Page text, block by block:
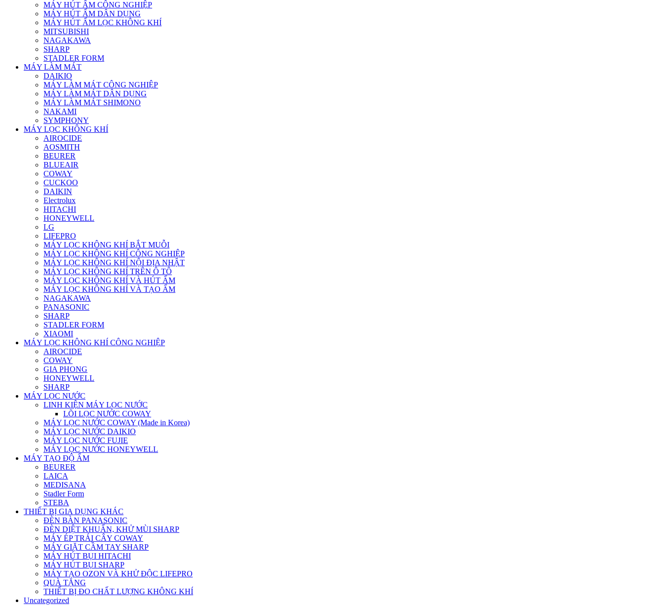
MÁY HÚT ẨM CÔNG NGHIỆP
MÁY HÚT ẨM DÂN DỤNG
MÁY HÚT ẨM LỌC KHÔNG KHÍ
MITSUBISHI
NAGAKAWA
SHARP
STADLER FORM
MÁY LÀM MÁT
DAIKIO
MÁY LÀM MÁT CÔNG NGHIỆP
MÁY LÀM MÁT DÂN DỤNG
MÁY LÀM MÁT SHIMONO
NAKAMI
SYMPHONY
MÁY LỌC KHÔNG KHÍ
AIROCIDE
AOSMITH
BEURER
BLUEAIR
COWAY
CUCKOO
DAIKIN
Electrolux
HITACHI
HONEYWELL
LG
LIFEPRO
MÁY LỌC KHÔNG KHÍ BẮT MUỖI
MÁY LỌC KHÔNG KHÍ CÔNG NGHIỆP
MÁY LỌC KHÔNG KHÍ NỘI ĐỊA NHẬT
MÁY LỌC KHÔNG KHÍ TRÊN Ô TÔ
MÁY LỌC KHÔNG KHÍ VÀ HÚT ẨM
MÁY LỌC KHÔNG KHÍ VÀ TẠO ẨM
NAGAKAWA
PANASONIC
SHARP
STADLER FORM
XIAOMI
MÁY LỌC KHÔNG KHÍ CÔNG NGHIỆP
AIROCIDE
COWAY
GIA PHONG
HONEYWELL
SHARP
MÁY LỌC NƯỚC
LINH KIỆN MÁY LỌC NƯỚC
LÕI LỌC NƯỚC COWAY
MÁY LỌC NƯỚC COWAY (Made in Korea)
MÁY LỌC NƯỚC DAIKIO
MÁY LỌC NƯỚC FUJIE
MÁY LỌC NƯỚC HONEYWELL
MÁY TẠO ĐỘ ẨM
BEURER
LAICA
MEDISANA
Stadler Form
STEBA
THIẾT BỊ GIA DỤNG KHÁC
ĐÈN BÀN PANASONIC
ĐÈN DIỆT KHUẨN, KHỬ MÙI SHARP
MÁY ÉP TRÁI CÂY COWAY
MÁY GIẶT CẦM TAY SHARP
MÁY HÚT BỤI HITACHI
MÁY HÚT BỤI SHARP
MÁY TẠO OZON VÀ KHỬ ĐỘC LIFEPRO
QUÀ TẶNG
THIẾT BỊ ĐO CHẤT LƯỢNG KHÔNG KHÍ
Uncategorized